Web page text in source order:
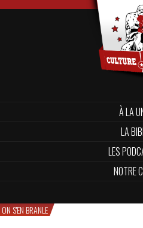
À LA
LA
LES
NOTRE
ON S'EN BRANLE